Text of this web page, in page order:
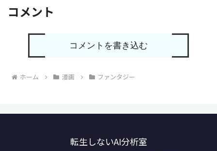
コメント
コメントを書き込む
ホーム 漫画 ファンタジー
転生しないAI分析室